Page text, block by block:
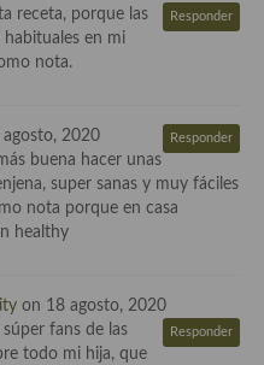
Responder
receta, porque las
habituales en mi
nota.
2020 Responder
buena hacer unas
super sanas y muy fáciles
nota porque en casa
healthy
on 18 agosto, 2020
Responder
súper fans de las
todo mi hija, que